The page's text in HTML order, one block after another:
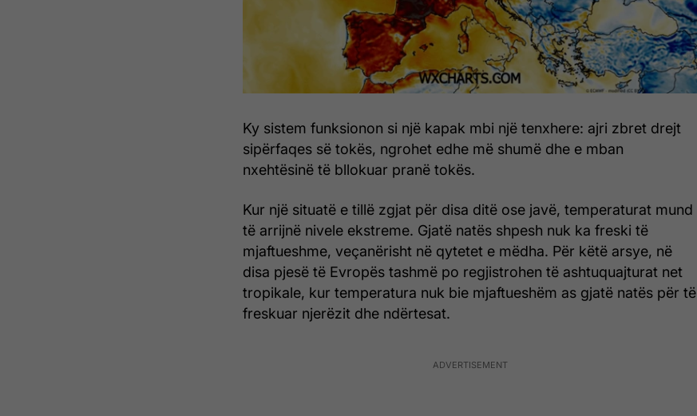
Ky sistem funksionon si një kapak mbi një tenxhere: ajri zbret drejt
sipërfaqes së tokës, ngrohet edhe më shumë dhe e mban
nxehtësinë të bllokuar pranë tokës.
Kur një situatë e tillë zgjat për disa ditë ose javë, temperaturat mund
të arrijnë nivele ekstreme. Gjatë natës shpesh nuk ka freski të
mjaftueshme, veçanërisht në qytetet e mëdha. Për këtë arsye, në
disa pjesë të Evropës tashmë po regjistrohen të ashtuquajturat net
tropikale, kur temperatura nuk bie mjaftueshëm as gjatë natës për të
freskuar njerëzit dhe ndërtesat.